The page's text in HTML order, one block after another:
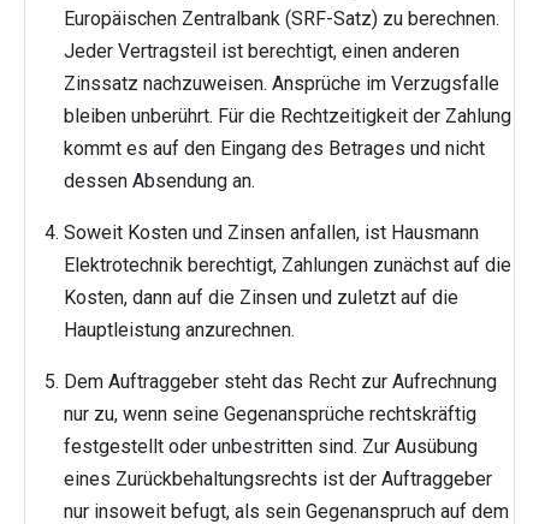
Europäischen Zentralbank (SRF-Satz) zu berechnen.
Jeder Vertragsteil ist berechtigt, einen anderen
Zinssatz nachzuweisen. Ansprüche im Verzugsfalle
bleiben unberührt. Für die Rechtzeitigkeit der Zahlung
kommt es auf den Eingang des Betrages und nicht
dessen Absendung an.
Soweit Kosten und Zinsen anfallen, ist Hausmann
Elektrotechnik berechtigt, Zahlungen zunächst auf die
Kosten, dann auf die Zinsen und zuletzt auf die
Hauptleistung anzurechnen.
Dem Auftraggeber steht das Recht zur Aufrechnung
nur zu, wenn seine Gegenansprüche rechtskräftig
festgestellt oder unbestritten sind. Zur Ausübung
eines Zurückbehaltungsrechts ist der Auftraggeber
nur insoweit befugt, als sein Gegenanspruch auf dem